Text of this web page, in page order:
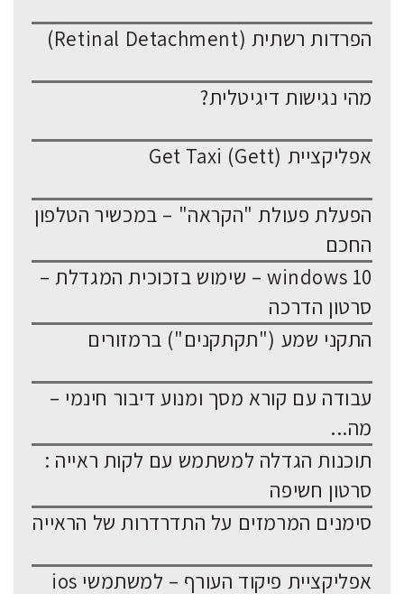
הפרדות רשתית (Retinal Detachment)
מהי נגישות דיגיטלית?
אפליקציית Get Taxi (Gett)
הפעלת פעולת "הקראה" – במכשיר הטלפון
החכם
windows 10 – שימוש בזכוכית המגדלת –
סרטון הדרכה
התקני שמע ("תקתקנים") ברמזורים
עבודה עם קורא מסך ומנוע דיבור חינמי –
מה...
תוכנות הגדלה למשתמש עם לקות ראייה :
סרטון חשיפה
סימנים המרמזים על התדרדרות של הראייה
אפליקציית פיקוד העורף – למשתמשי ios